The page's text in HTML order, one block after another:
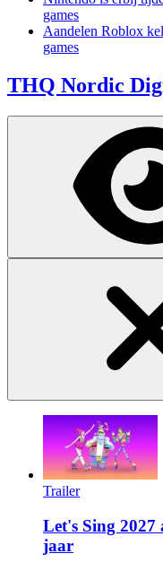
games
Aandelen Roblox
games
THQ Nordic
Trailer
Let's Sing
jaar